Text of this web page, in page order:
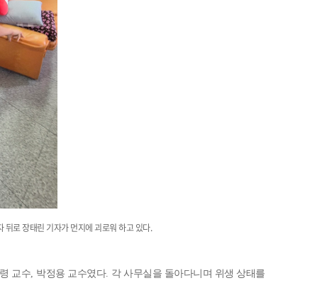
로 장태린 기자가 먼지에 괴로워 하고 있다.
교수, 박정용 교수였다. 각 사무실을 돌아다니며 위생 상태를